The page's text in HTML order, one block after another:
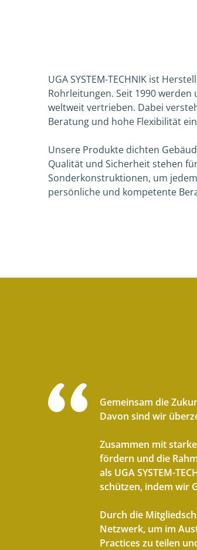
UGA SYSTEM-TECHNIK ist
Rohrleitungen. Seit 1990
weltweit vertrieben. Dabei
Beratung und hohe Flexibilität
Unsere Produkte dichten
Qualität und Sicherheit stehen
Sonderkonstruktionen, um
persönliche und kompetente
Gemeinsam die
Davon sind wir
Zusammen mit
fördern und die
als UGA SYSTEM-
schützen, indem wir
Durch die
Netzwerk, um im
Practices zu teilen